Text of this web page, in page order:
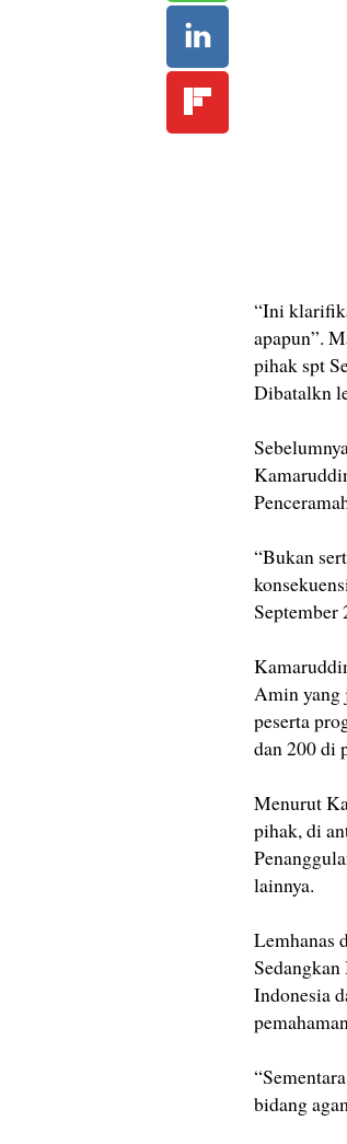
“Ini
apapun”.
pihak spt
Dibatalkn
“Bukan
September
Amin yang
peserta
dan 200 di
Menurut
pihak, di
lainnya.
Lemhanas
Indonesia
bidang